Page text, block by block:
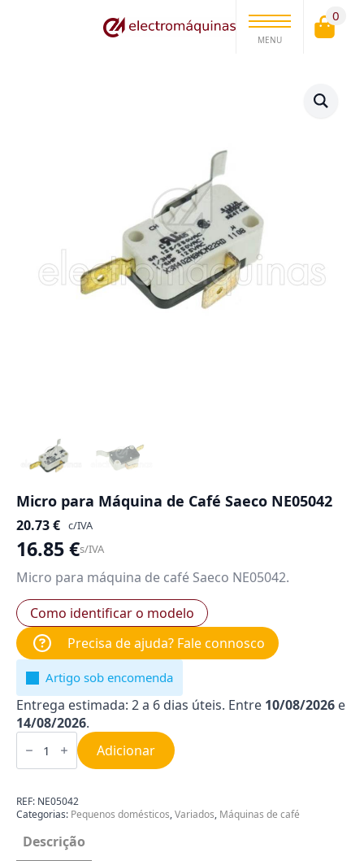
MENU
0
Micro para Máquina de Café Saeco NE05042
20.73€ c/IVA
16.85€s/IVA
Micro para máquina de café Saeco NE05042.
Como identificar o modelo
Precisa de ajuda? Fale connosco
Artigo sob encomenda
Entrega estimada: 2 a 6 dias úteis. Entre 10/08/2026 e
14/08/2026.
Quantidade
de
para
de
Café
Saeco
NE05042
Adicionar
REF: NE05042
Categorias: Pequenos domésticos,Variados, Máquinas de café
Descrição